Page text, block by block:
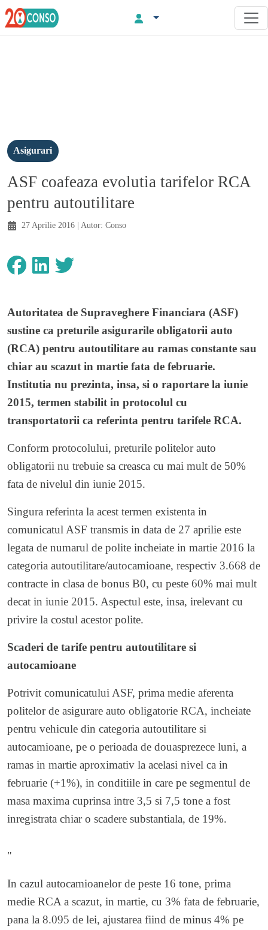
Asigurari
ASF coafeaza evolutia tarifelor RCA
pentru autoutilitare
27 Aprilie 2016 | Autor: Conso
Autoritatea de Supraveghere Financiara (ASF)
sustine ca preturile asigurarile obligatorii auto
(RCA) pentru autoutilitare au ramas constante sau
chiar au scazut in martie fata de februarie.
Institutia nu prezinta, insa, si o raportare la iunie
2015, termen stabilit in protocolul cu
transportatorii ca referinta pentru tarifele RCA.
Conform protocolului, preturile politelor auto
obligatorii nu trebuie sa creasca cu mai mult de 50%
fata de nivelul din iunie 2015.
Singura referinta la acest termen existenta in
comunicatul ASF transmis in data de 27 aprilie este
legata de numarul de polite incheiate in martie 2016 la
categoria autoutilitare/autocamioane, respectiv 3.668 de
contracte in clasa de bonus B0, cu peste 60% mai mult
decat in iunie 2015. Aspectul este, insa, irelevant cu
privire la costul acestor polite.
Scaderi de tarife pentru autoutilitare si
autocamioane
Potrivit comunicatului ASF, prima medie aferenta
politelor de asigurare auto obligatorie RCA, incheiate
pentru vehicule din categoria autoutilitare si
autocamioane, pe o perioada de douasprezece luni, a
ramas in martie aproximativ la acelasi nivel ca in
februarie (+1%), in conditiile in care pe segmentul de
masa maxima cuprinsa intre 3,5 si 7,5 tone a fost
inregistrata chiar o scadere substantiala, de 19%.
"
In cazul autocamioanelor de peste 16 tone, prima
medie RCA a scazut, in martie, cu 3% fata de februarie,
pana la 8.095 de lei, ajustarea fiind de minus 4% pe